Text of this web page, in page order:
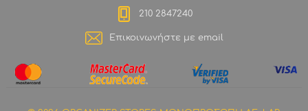
210 2847240
Επικοινωνήστε με email